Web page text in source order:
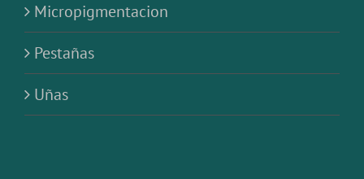
Micropigmentacion
Pestañas
Uñas